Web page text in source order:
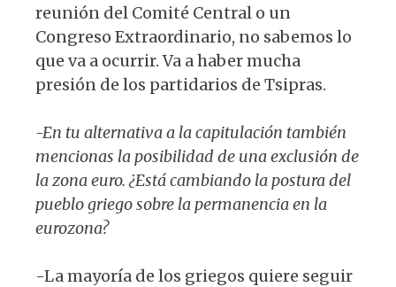
reunión del Comité Central o un
Congreso Extraordinario, no sabemos lo
que va a ocurrir. Va a haber mucha
presión de los partidarios de Tsipras.
-En tu alternativa a la capitulación también
mencionas la posibilidad de una exclusión de
la zona euro. ¿Está cambiando la postura del
pueblo griego sobre la permanencia en la
eurozona?
-La mayoría de los griegos quiere seguir